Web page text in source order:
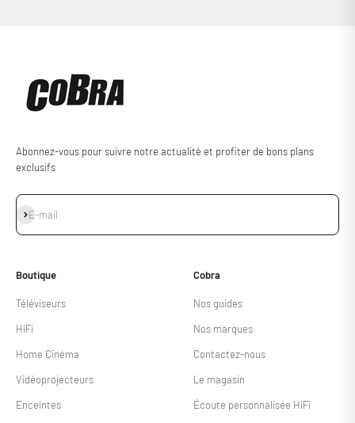
Abonnez-vous pour suivre notre actualité et profiter de bons plans
exclusifs
E-mail
S'inscrire
Boutique
Téléviseurs
HiFi
Home Cinéma
Vidéoprojecteurs
Enceintes
Cobra
Nos guides
Nos marques
Contactez-nous
Le magasin
Écoute personnalisée HiFi